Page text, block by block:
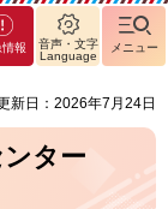
報
音声・文字
Language
メニュー
新日：2026年7月24日
ター